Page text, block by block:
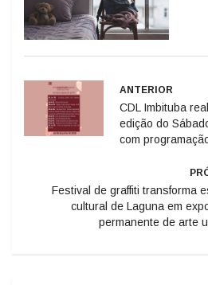
ANTERIOR
CDL Imbituba
edição do
com
Festival de graffiti transforma
cultural de Laguna em
permanente de arte